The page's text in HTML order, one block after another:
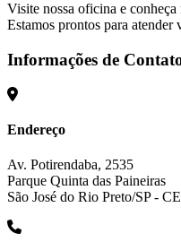
Visite nossa oficina e conheça
Estamos prontos para atender
Informações de
Endereço
Av. Potirendaba, 2535
Parque Quinta das Paineiras
São José do Rio Preto/SP -